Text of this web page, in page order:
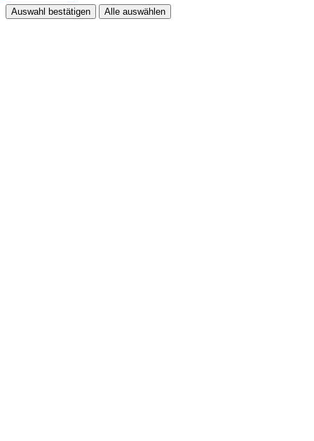
Auswahl bestätigen Alle auswählen